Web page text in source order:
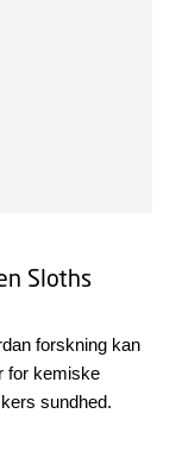
Sloths
forskning kan
for kemiske
sundhed.